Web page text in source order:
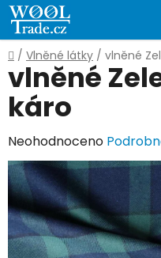
Přejít
na
obsah
Domů
/ Vlněné látky / vlněné
vlněné
káro
Průměrné
hodnocení
produktu
je
0,0
z
Neohodnoceno